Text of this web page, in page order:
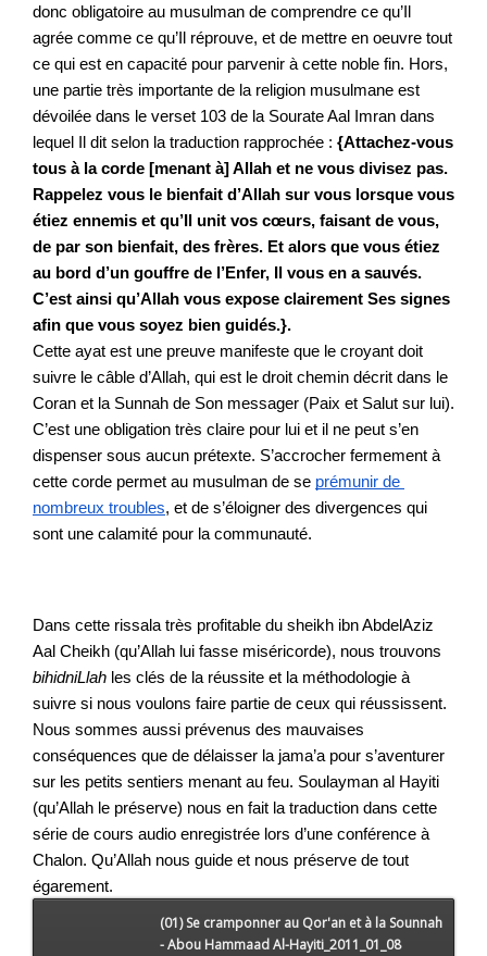
donc obligatoire au musulman de comprendre ce qu’Il
agrée comme ce qu’Il réprouve, et de mettre en oeuvre tout
ce qui est en capacité pour parvenir à cette noble fin. Hors,
une partie très importante de la religion musulmane est
dévoilée dans le verset 103 de la Sourate Aal Imran dans
lequel Il dit selon la traduction rapprochée : {Attachez-vous
tous à la corde [menant à] Allah et ne vous divisez pas.
Rappelez vous le bienfait d’Allah sur vous lorsque vous
étiez ennemis et qu’Il unit vos cœurs, faisant de vous,
de par son bienfait, des frères. Et alors que vous étiez
au bord d’un gouffre de l’Enfer, Il vous en a sauvés.
C’est ainsi qu’Allah vous expose clairement Ses signes
afin que vous soyez bien guidés.}.
Cette ayat est une preuve manifeste que le croyant doit
suivre le câble d’Allah, qui est le droit chemin décrit dans le
Coran et la Sunnah de Son messager (Paix et Salut sur lui).
C’est une obligation très claire pour lui et il ne peut s’en
dispenser sous aucun prétexte. S’accrocher fermement à
cette corde permet au musulman de se prémunir de
nombreux troubles, et de s’éloigner des divergences qui
sont une calamité pour la communauté.
Dans cette rissala très profitable du sheikh ibn AbdelAziz
bihidniLlah les clés de la réussite et la méthodologie à
suivre si nous voulons faire partie de ceux qui réussissent.
Nous sommes aussi prévenus des mauvaises
conséquences que de délaisser la jama’a pour s’aventurer
sur les petits sentiers menant au feu. Soulayman al Hayiti
(qu’Allah le préserve) nous en fait la traduction dans cette
série de cours audio enregistrée lors d’une conférence à
Chalon. Qu’Allah nous guide et nous préserve de tout
égarement.
(01) Se cramponner au Qor'an et à la Sounnah
- Abou Hammaad Al-Hayiti_2011_01_08